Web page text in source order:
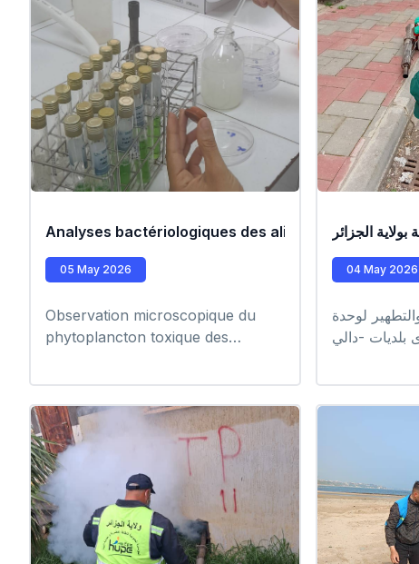
Analyses bactériologiques des aliments par les
05 May 2026
Observation microscopique du
phytoplancton toxique des
biologistes du laboratoire.
Analyses bactériologiques des
aliments par les biologistes du
laboratoire. #EPIC_HUPE #alger
#environnement
#laboratoire_hupe
الجزائر
04 May 2026
لوحدة
-دالي